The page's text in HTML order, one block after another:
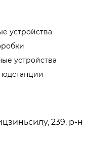
устройства
устройства
239, р-н